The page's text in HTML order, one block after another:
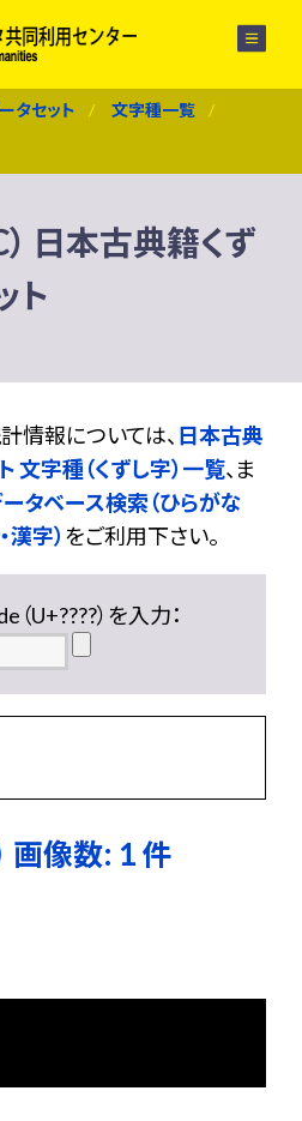
タセット 文字種一覧
） 日本古典籍くず
ト
情報については、 日本古典
文字種（くずし字）一覧、ま
タベース検索（ひらがな
漢字） をご利用下さい。
U+????）を入力：
画像数: 1 件